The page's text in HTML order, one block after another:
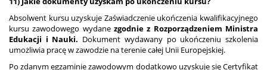
Absolwent kursu uzyskuje Zaświadczenie ukończenia kwalifikacyjnego
kursu zawodowego wydane zgodnie z Rozporządzeniem Ministra
Edukacji i Nauki. Dokument wydawany po ukończeniu szkolenia
umożliwia pracę w zawodzie na terenie całej Unii Europejskiej.
Po zdanym egzaminie zawodowym dodatkowo uzyskuje się Certyfikat